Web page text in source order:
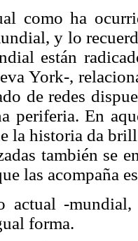
como ha
y lo
están
York-,
de redes
periferia. En
la historia da
también se
las acompaña
actual -
forma.